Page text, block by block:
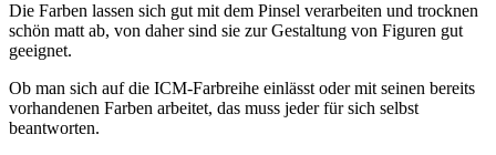
Die Farben lassen sich gut mit dem Pinsel verarbeiten und trocknen
schön matt ab, von daher sind sie zur Gestaltung von Figuren gut
geeignet.
Ob man sich auf die ICM-Farbreihe einlässt oder mit seinen bereits
vorhandenen Farben arbeitet, das muss jeder für sich selbst
beantworten.